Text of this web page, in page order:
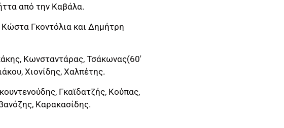
από την Καβάλα.
Γκοντόλια και Δημήτρη
Κωνσταντάρας, Τσάκωνας(60′
Χιονίδης, Χαλπέτης.
Γκαϊδατζής, Κούπας,
Καρακασίδης.